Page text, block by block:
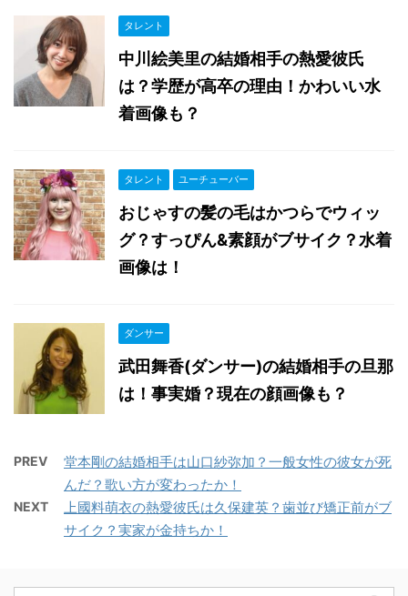
タレント
中川絵美里の結婚相手の熱愛彼氏
は？学歴が高卒の理由！かわいい水
着画像も？
タレント ユーチューバー
おじゃすの髪の毛はかつらでウィッ
グ？すっぴん&素顔がブサイク？水着
画像は！
ダンサー
武田舞香(ダンサー)の結婚相手の旦那
は！事実婚？現在の顔画像も？
PREV
堂本剛の結婚相手は山口紗弥加？一般女性の彼女が死
んだ？歌い方が変わったか！
NEXT
上國料萌衣の熱愛彼氏は久保建英？歯並び矯正前がブ
サイク？実家が金持ちか！